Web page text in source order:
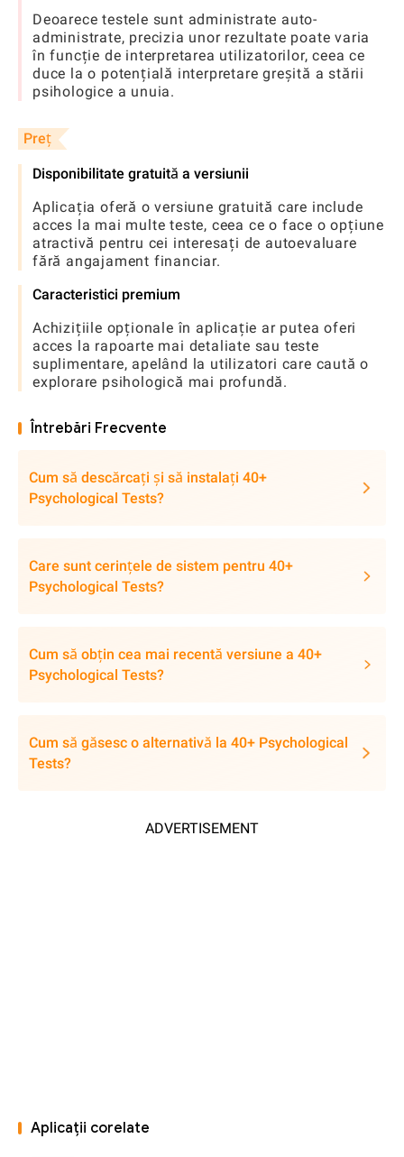
Deoarece testele sunt administrate auto-
administrate, precizia unor rezultate poate varia
în funcție de interpretarea utilizatorilor, ceea ce
duce la o potențială interpretare greșită a stării
psihologice a unuia.
Preț
Disponibilitate gratuită a versiunii
Aplicația oferă o versiune gratuită care include
acces la mai multe teste, ceea ce o face o opțiune
atractivă pentru cei interesați de autoevaluare
fără angajament financiar.
Caracteristici premium
Achizițiile opționale în aplicație ar putea oferi
acces la rapoarte mai detaliate sau teste
suplimentare, apelând la utilizatori care caută o
explorare psihologică mai profundă.
Întrebări Frecvente
Cum să descărcați și să instalați 40+
Psychological Tests?
Care sunt cerințele de sistem pentru 40+
Psychological Tests?
Cum să obțin cea mai recentă versiune a 40+
Psychological Tests?
Cum să găsesc o alternativă la 40+ Psychological
Tests?
ADVERTISEMENT
Aplicații corelate